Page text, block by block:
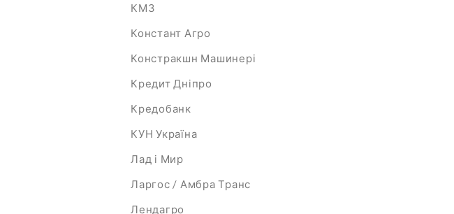
КМЗ
Констант Агро
Констракшн Машинері
Кредит Дніпро
Кредобанк
КУН Україна
Лад і Мир
Ларгос / Амбра Транс
Лендагро